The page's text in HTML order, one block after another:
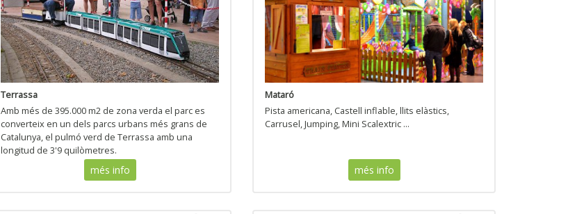
Terrassa
Amb més de 395.000 m2 de zona verda el parc es
converteix en un dels parcs urbans més grans de
Catalunya, el pulmó verd de Terrassa amb una
longitud de 3'9 quilòmetres.
més info
Mataró
Pista americana, Castell inflable, llits elàstics,
Carrusel, Jumping, Mini Scalextric ...
més info